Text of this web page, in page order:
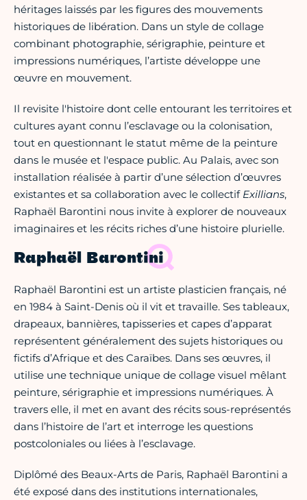
héritages laissés par les figures des mouvements
historiques de libération. Dans un style de collage
combinant photographie, sérigraphie, peinture et
impressions numériques, l’artiste développe une
œuvre en mouvement.
Il revisite l'histoire dont celle entourant les territoires et
cultures ayant connu l’esclavage ou la colonisation,
tout en questionnant le statut même de la peinture
dans le musée et l'espace public. Au Palais, avec son
installation réalisée à partir d’une sélection d’œuvres
existantes et sa collaboration avec le collectif Exillians,
Raphaël Barontini nous invite à explorer de nouveaux
imaginaires et les récits riches d’une histoire plurielle.
Raphaël Barontini
Raphaël Barontini est un artiste plasticien français, né
en 1984 à Saint-Denis où il vit et travaille. Ses tableaux,
drapeaux, bannières, tapisseries et capes d’apparat
représentent généralement des sujets historiques ou
fictifs d’Afrique et des Caraïbes. Dans ses œuvres, il
utilise une technique unique de collage visuel mêlant
peinture, sérigraphie et impressions numériques. À
travers elle, il met en avant des récits sous-représentés
dans l’histoire de l’art et interroge les questions
postcoloniales ou liées à l’esclavage.
Diplômé des Beaux-Arts de Paris, Raphaël Barontini a
été exposé dans des institutions internationales,